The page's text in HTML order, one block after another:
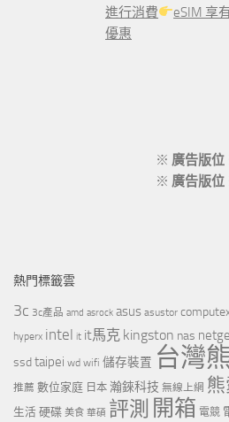
進行消費
eSIM 享
優惠
※ 廣告版位
※ 廣告版位
熱門標籤雲
3c 3c產品 amd asrock asus asustor
hyperx intel it it馬克 kingston nas
ssdtaipei wd wifi 儲存裝置 台灣
推薦 數位家庭 日本 瀚錸科技 無線上網
生活 硬碟 美食 華碩 評測 開箱 電競